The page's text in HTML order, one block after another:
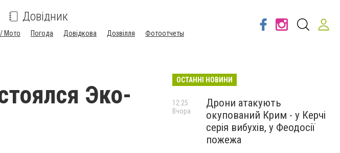
Довідник
Мото Погода Довідкова Дозвілля Фотоотчеты
Эко-
ОСТАННІ НОВИНИ
Дрони атакують
окупований Крим - у Керчі
серія вибухів, у Феодосії
пожежа
12:25
Вчора